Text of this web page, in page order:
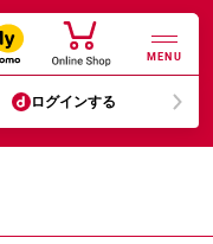
MENU
ログインする